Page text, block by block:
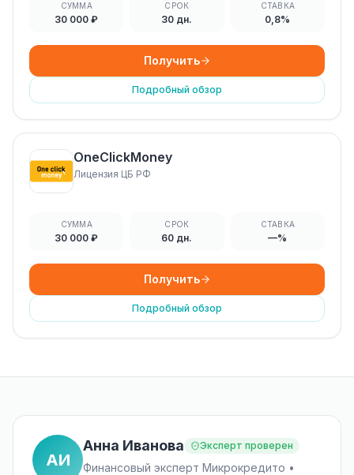
СУММА
30 000 ₽
СРОК
30 дн.
СТАВКА
0,8%
Получить
Подробный обзор
OneClickMoney
Лицензия ЦБ РФ
СУММА
30 000 ₽
СРОК
60 дн.
СТАВКА
—%
Получить
Подробный обзор
АИ
Анна Иванова Эксперт проверен
Финансовый эксперт Микрокредито •